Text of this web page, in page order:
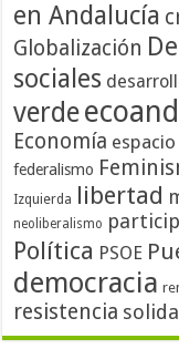
en Andalucía
Globalización
sociales
verde
Economía
federalismo
Izquierda libertad
neoliberalismo
Política PSOE
democracia
resistencia